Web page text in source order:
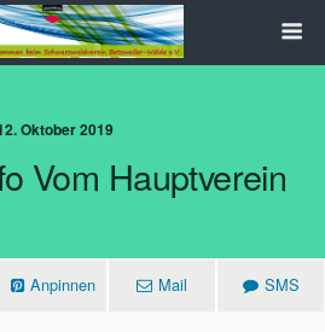
Oktober 2019
Vom Hauptverein
Anpinnen Mail SMS